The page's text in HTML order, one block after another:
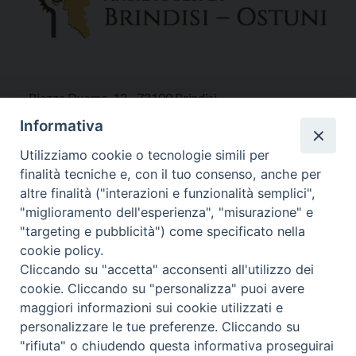
Piazza Duomo, 12 - 72100 Brindisi
Tel 0831.521958
Fax 0831.528315
Orari Curia
Mar. / Mer. / Giov. ore 9 - 13
nei mesi estivi solo Martedì ore 9 - 13
WebMail
Informativa
Utilizziamo cookie o tecnologie simili per
finalità tecniche e, con il tuo consenso, anche per
altre finalità ("interazioni e funzionalità semplici",
"miglioramento dell'esperienza", "misurazione" e
"targeting e pubblicità") come specificato nella
cookie policy.
Cliccando su "accetta" acconsenti all'utilizzo dei
cookie. Cliccando su "personalizza" puoi avere
maggiori informazioni sui cookie utilizzati e
personalizzare le tue preferenze. Cliccando su
"rifiuta" o chiudendo questa informativa proseguirai